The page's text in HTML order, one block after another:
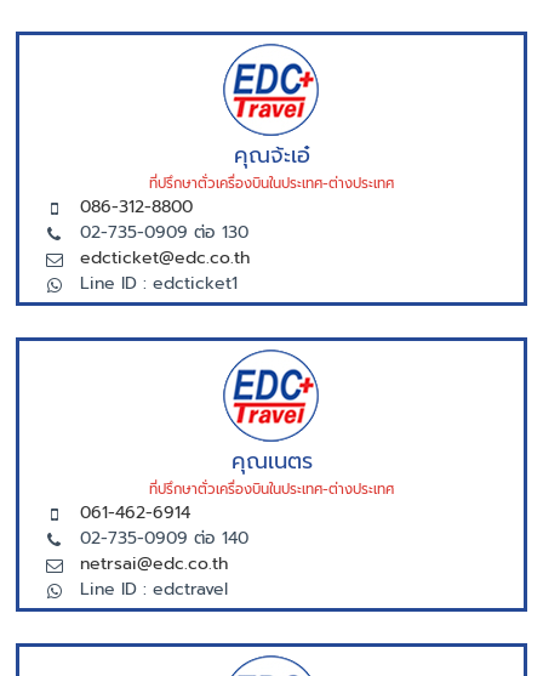
คุณจ้ะเอ๋
ที่ปรึกษาตั่วเครื่องบินในประเทศ-ต่างประเทศ
086-312-8800
02-735-0909 ต่อ 130
edcticket@edc.co.th
Line ID : edcticket1
คุณเนตร
ที่ปรึกษาตั่วเครื่องบินในประเทศ-ต่างประเทศ
061-462-6914
02-735-0909 ต่อ 140
netrsai@edc.co.th
Line ID : edctravel